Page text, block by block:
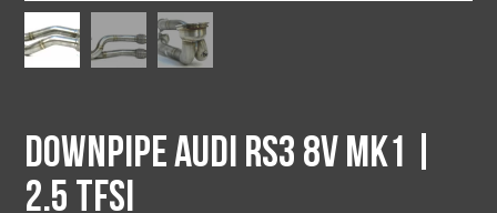
Downpipe Audi RS3 8V MK1 |
2.5 TFSI